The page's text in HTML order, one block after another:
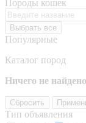
Породы кошек
Выбрать все
Популярные
Каталог пород
Ничего не найдено
Сбросить
Тип объявления